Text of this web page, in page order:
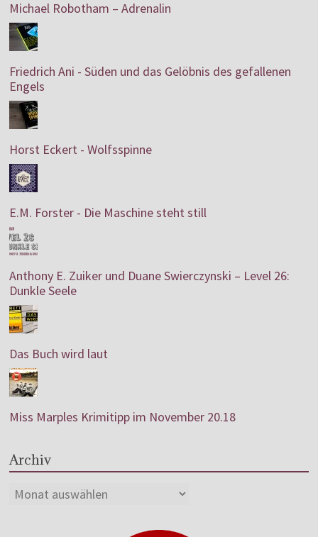
Michael Robotham – Adrenalin
Friedrich Ani - Süden und das Gelöbnis des gefallenen
Engels
Horst Eckert - Wolfsspinne
E.M. Forster - Die Maschine steht still
Anthony E. Zuiker und Duane Swierczynski – Level 26:
Dunkle Seele
Das Buch wird laut
Miss Marples Krimitipp im November 20.18
Archiv